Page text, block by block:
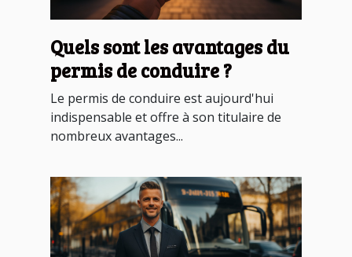
Quels sont les avantages du
permis de conduire ?
Le permis de conduire est aujourd'hui
indispensable et offre à son titulaire de
nombreux avantages...